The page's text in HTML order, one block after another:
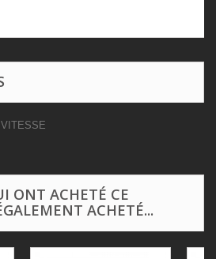
ONT ACHETÉ CE
ACHETÉ...